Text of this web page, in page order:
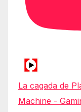
La cagada de
Machine -